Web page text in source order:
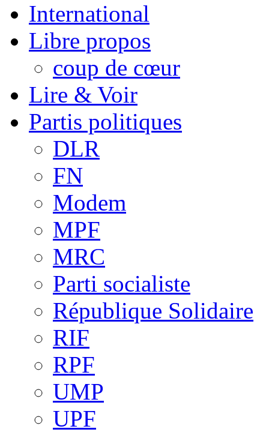
International
Libre propos
coup de cœur
Lire & Voir
Partis politiques
DLR
FN
Modem
MPF
MRC
Parti socialiste
République Solidaire
RIF
RPF
UMP
UPF